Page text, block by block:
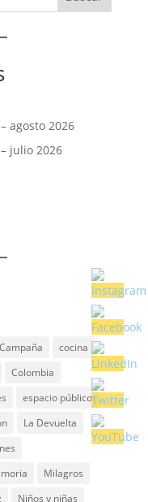
agosto 2026
julio 2026
Campaña
cocina
Colombia
espacio público
La Devuelta
Milagros
Niños y niñas